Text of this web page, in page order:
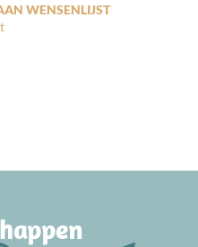
WENSENLIJST